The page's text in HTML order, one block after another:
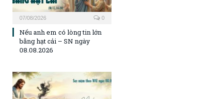
07/08/2026 0
Nếu anh em có lòng tin lớn
bằng hạt cải – SN ngày
08.08.2026